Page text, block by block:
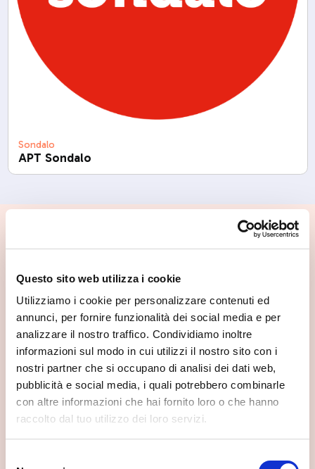
Questo sito web utilizza i cookie
Utilizziamo i cookie per personalizzare contenuti ed
annunci, per fornire funzionalità dei social media e per
analizzare il nostro traffico. Condividiamo inoltre
informazioni sul modo in cui utilizzi il nostro sito con i
nostri partner che si occupano di analisi dei dati web,
pubblicità e social media, i quali potrebbero combinarle
con altre informazioni che hai fornito loro o che hanno
raccolto dal tuo utilizzo dei loro servizi.
Sondalo
APT Sondalo
📍 Cosa vedere nei dintorni
Se vuoi scoprire di più su questa zona, qui trovi altri
spunti utili.